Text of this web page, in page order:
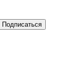
Подписаться